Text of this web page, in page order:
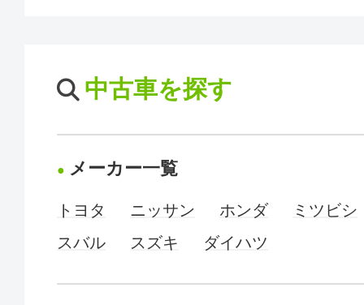
中古車を探す
メーカー一覧
トヨタ ニッサン ホンダ
ミツビシ
スバル
スズキ ダイハツ